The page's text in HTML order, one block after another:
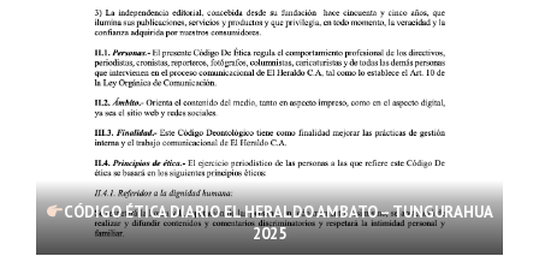
CÓDIGO ÉTICA DIARIO EL HERALDO AMBATO – TUNGURAHUA
2025